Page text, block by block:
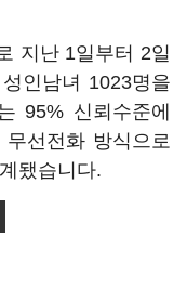
지난 1일부터 2일
인남녀 1023명을
95% 신뢰수준에
선전화 방식으로
됐습니다.